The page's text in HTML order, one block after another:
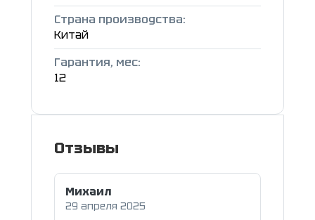
Страна производства:
Китай
Гарантия, мес:
12
Отзывы
Михаил
29 апреля 2025